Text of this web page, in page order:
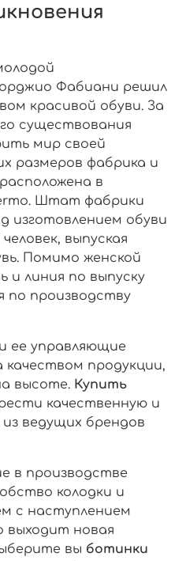
Фабиани решил
красивой обуви. За
существования
мир своей
размеров фабрика и
в
Штат фабрики
изготовлением обуви
выпуская
Помимо женской
и линия по выпуску
по производству
ее управляющие
качеством продукции,
высоте. Купить
качественную и
ведущих брендов
в производстве
колодки и
с наступлением
выходит новая
вы ботинки